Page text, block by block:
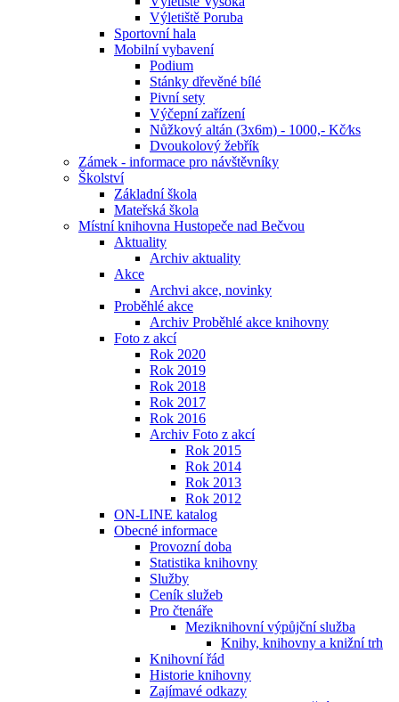
Výletiště Poruba
Sportovní hala
Mobilní vybavení
Podium
Stánky dřevěné bílé
Pivní sety
Výčepní zařízení
Nůžkový altán (3x6m) - 1000,- Kč⁄ks
Dvoukolový žebřík
Zámek - informace pro návštěvníky
Školství
Základní škola
Mateřská škola
Místní knihovna Hustopeče nad Bečvou
Aktuality
Archiv aktuality
Akce
Archvi akce, novinky
Proběhlé akce
Archiv Proběhlé akce knihovny
Foto z akcí
Rok 2020
Rok 2019
Rok 2018
Rok 2017
Rok 2016
Archiv Foto z akcí
Rok 2015
Rok 2014
Rok 2013
Rok 2012
ON-LINE katalog
Obecné informace
Provozní doba
Statistika knihovny
Služby
Ceník služeb
Pro čtenáře
Meziknihovní výpůjční služba
Knihy, knihovny a knižní trh
Knihovní řád
Historie knihovny
Zajímavé odkazy